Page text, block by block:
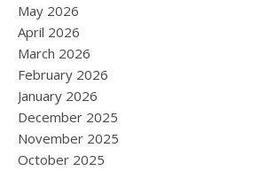
May 2026
April 2026
March 2026
February 2026
January 2026
December 2025
November 2025
October 2025